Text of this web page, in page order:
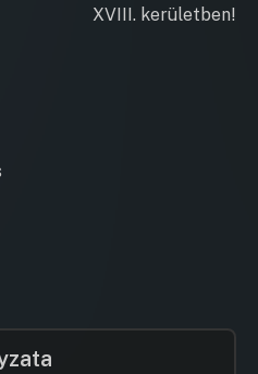
XVIII. kerületben!